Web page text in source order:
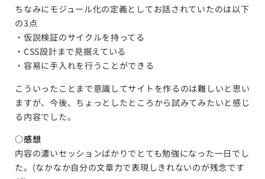
ちなみにモジュール化の定義としてお話されていたのは以下
の3点
・仮説検証のサイクルを持ってる
・CSS設計まで見据えている
・容易に手入れを行うことができる
こういったことまで意識してサイトを作るのは難しいと思い
ますが、今後、ちょっとしたところから試みてみたいと感じ
る内容でした。
○感想
内容の濃いセッションばかりでとても勉強になった一日でし
た。(なかなか自分の文章力で表現しきれないのが残念です